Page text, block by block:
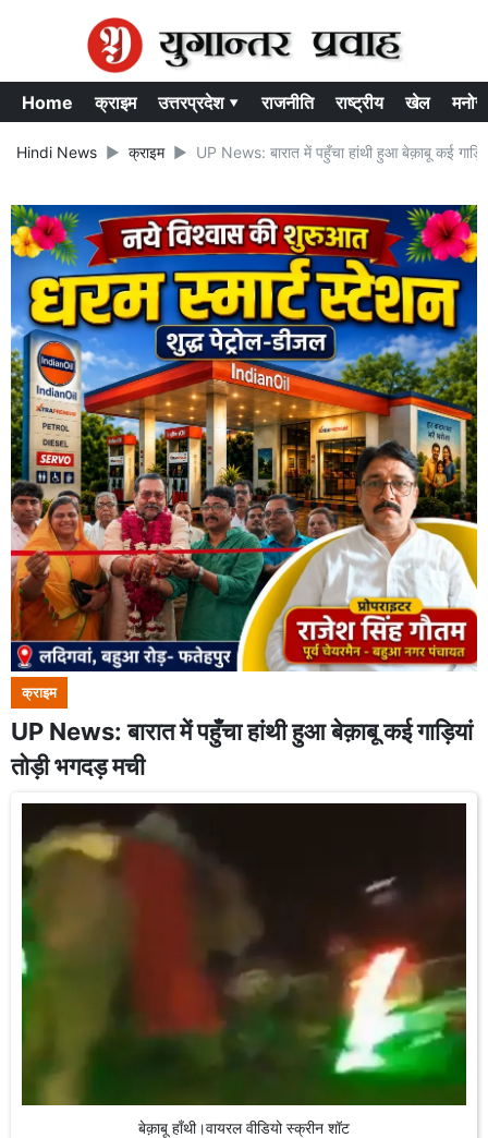
Home क्राइम उत्तरप्रदेश ▾ राजनीति राष्ट्रीय खेल
Hindi News क्राइम UP News: बारात में पहुँचा हांथी हुआ बेक़ाबू कई
क्राइम
UP News: बारात में पहुँचा हांथी हुआ बेक़ाबू कई गाड़ियां
तोड़ी भगदड़ मची
बेक़ाबू हाँथी।वायरल वीडियो स्क्रीन शॉट